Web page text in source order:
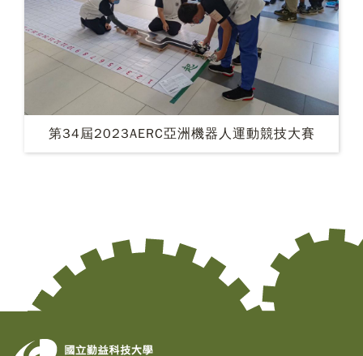
第34屆2023AERC亞洲機器人運動競技大賽